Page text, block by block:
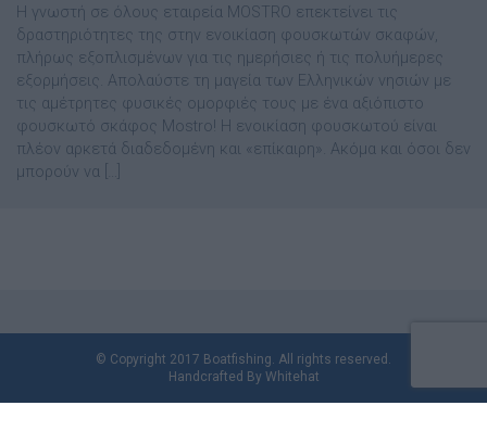
Η γνωστή σε όλους εταιρεία MOSTRO επεκτείνει τις
δραστηριότητες της στην ενοικίαση φουσκωτών σκαφών,
πλήρως εξοπλισμένων για τις ημερήσιες ή τις πολυήμερες
εξορμήσεις. Απολαύστε τη μαγεία των Ελληνικών νησιών με
τις αμέτρητες φυσικές ομορφιές τους με ένα αξιόπιστο
φουσκωτό σκάφος Mostro! Η ενοικίαση φουσκωτού είναι
πλέον αρκετά διαδεδομένη και «επίκαιρη». Ακόμα και όσοι δεν
μπορούν να […]
© Copyright 2017 Boatfishing. All rights reserved.
Handcrafted By Whitehat